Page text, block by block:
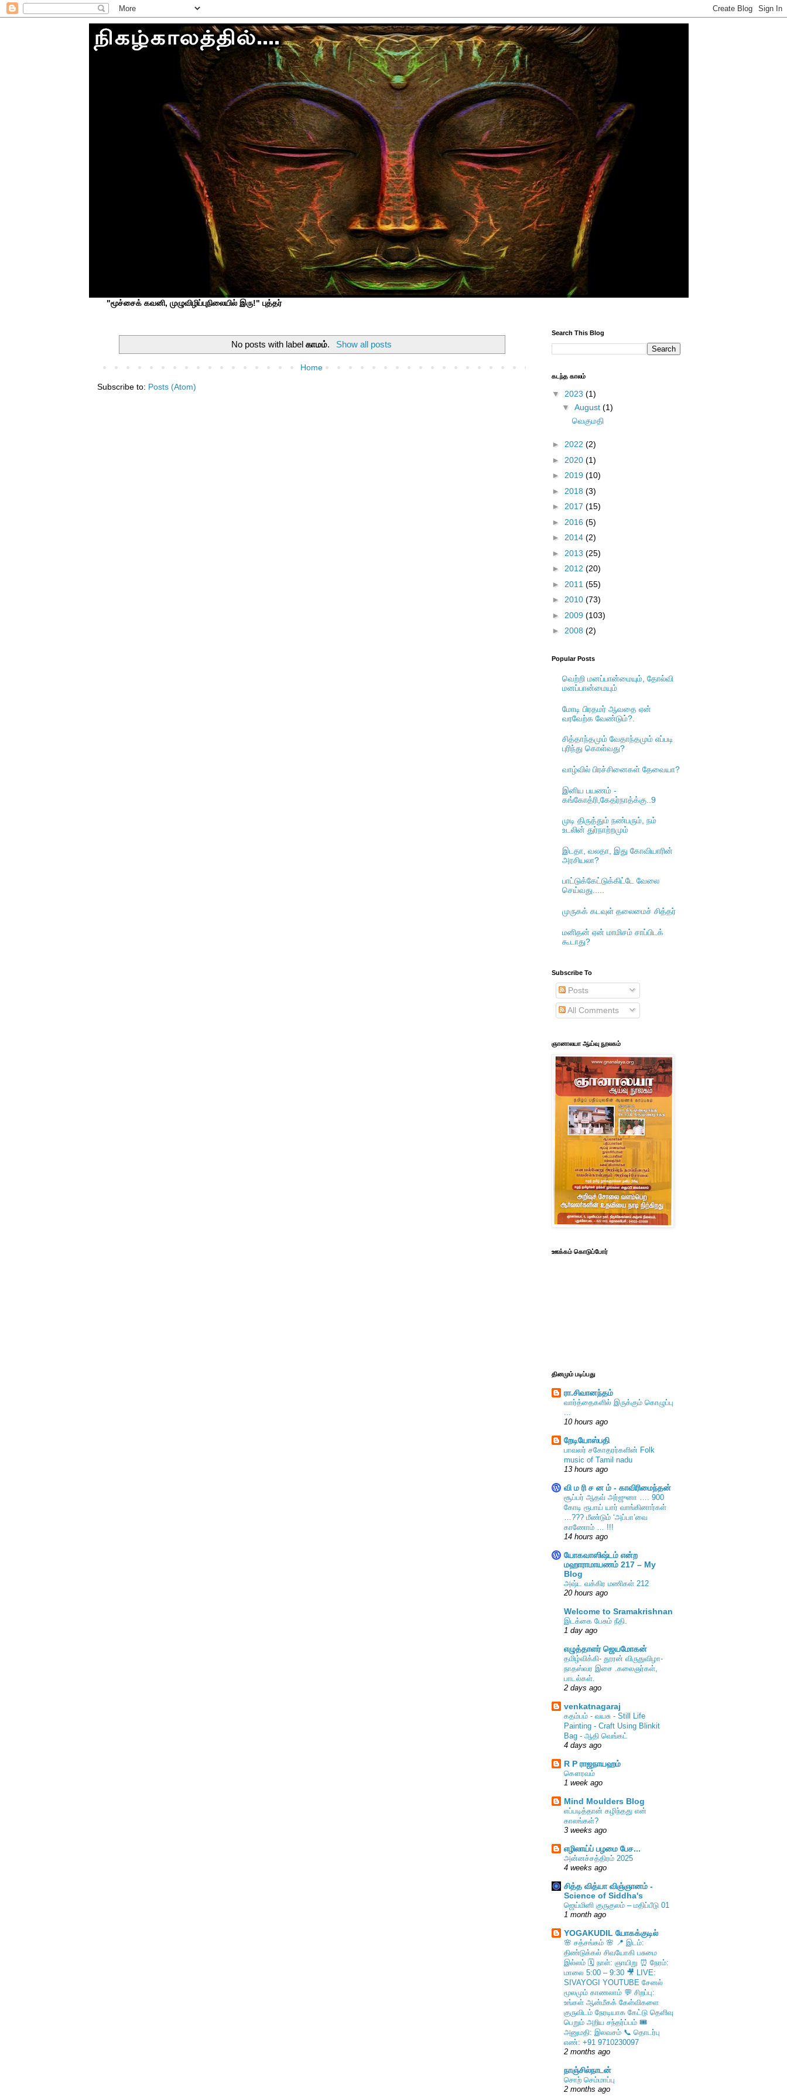
"மூச்சைக் கவனி, முழுவிழிப்புநிலையில் இரு!" புத்தர்
No posts with labelகாமம். Show all posts
Home
Subscribe to: Posts (Atom)
Search This Blog
கடந்த காலம்
▼ 2023 (1)
▼ August (1)
வெகுமதி
► 2022 (2)
► 2020 (1)
► 2019 (10)
► 2018 (3)
► 2017 (15)
► 2016 (5)
► 2014 (2)
► 2013 (25)
► 2012 (20)
► 2011 (55)
► 2010 (73)
► 2009 (103)
► 2008 (2)
Popular Posts
வெற்றி மனப்பான்மையும், தோல்வி
மனப்பான்மையும்
மோடி பிரதமர் ஆவதை ஏன்
வரவேற்க வேண்டும்?.
சித்தாந்தமும் வேதாந்தமும் எப்படி
புரிந்து கொள்வது?
வாழ்வில் பிரச்சினைகள் தேவையா?
இனிய பயணம் -
கங்கோத்ரி,கேதர்நாத்க்கு..9
முடி திருத்தும் நண்பரும், நம்
உடலின் துர்நாற்றமும்
இடதா, வலதா, இது கோவியாரின்
அரசியலா?
பாட்டுக்கேட்டுக்கிட்டே வேலை
செய்வது.....
முருகக் கடவுள் தலைமைச் சித்தர்
மனிதன் ஏன் மாமிசம் சாப்பிடக்
கூடாது?
Subscribe To
Posts
All Comments
ஞானாலயா ஆய்வு நூலகம்
ஊக்கம் கொடுப்போர்
தினமும் படிப்பது
ரா.சிவானந்தம்
வார்த்தைகளில் இருக்கும் கொழுப்பு
10 hours ago
றேடியோஸ்பதி
பாவலர் சகோதரர்களின் Folk
music of Tamil nadu
13 hours ago
வி ம ரி ச ன ம் - காவிரிமைந்தன்
சூப்பர் ஆதவ் அர்ஜுனா …. 900
கோடி ரூபாய் யார் வாங்கினார்கள்
…??? மீண்டும் ‘அப்பா’வை
காணோம் … !!!
14 hours ago
யோகவாஸிஷ்டம் என்ற
மஹாராமாயணம் 217 – My
Blog
அஷ்ட வக்கிர மணிகள் 212
20 hours ago
Welcome to Sramakrishnan
இடக்கை பேசும் நீதி.
1 day ago
எழுத்தாளர் ஜெயமோகன்
தமிழ்விக்கி- தூரன் விருதுவிழா-
நாதஸ்வர இசை .கலைஞர்கள்,
பாடல்கள்.
2 days ago
venkatnagaraj
கதம்பம் - வயசு - Still Life
Painting - Craft Using Blinkit
Bag - ஆதி வெங்கட்
4 days ago
R P ராஜநாயஹம்
கௌரவம்
1 week ago
Mind Moulders Blog
எப்படித்தான் கழிந்தது என்
காலங்கள்?
3 weeks ago
எழிலாய்ப் பழமை பேச...
அன்னச்சத்திரம் 2025
4 weeks ago
சித்த வித்யா விஞ்ஞானம் -
Science of Siddha's
ஜெய்மினி குருகுலம் – மதிப்பீடு 01
1 month ago
YOGAKUDIL யோகக்குடில்
🌸 சத்சங்கம் 🌸 📍 இடம்:
திண்டுக்கல் சிவயோகி பசுமை
இல்லம் 🗓️ நாள்: ஞாயிறு ⏰ நேரம்:
மாலை 5:00 – 9:30 🎥 LIVE:
SIVAYOGI YOUTUBE சேனல்
மூலமும் காணலாம் 💬 சிறப்பு:
உங்கள் ஆன்மீகக் கேள்விகளை
குருவிடம் நேரடியாக கேட்டு தெளிவு
பெறும் அறிய சந்தர்ப்பம் 🎟️
அனுமதி: இலவசம் 📞 தொடர்பு
எண்: +91 9710230097
2 months ago
நாஞ்சில்நாடன்
சொற் செம்மாப்பு
2 months ago